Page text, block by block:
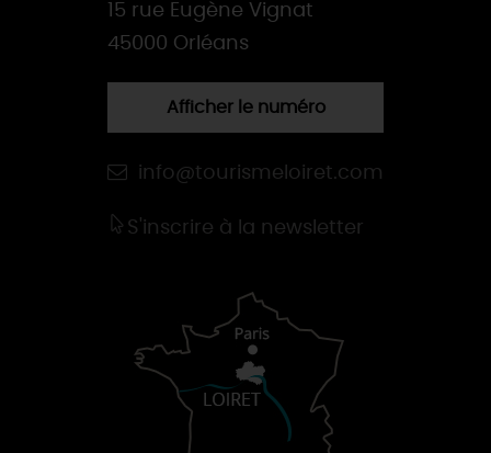
15 rue Eugène Vignat
45000 Orléans
Afficher le numéro
info@tourismeloiret.com
S'inscrire à la newsletter